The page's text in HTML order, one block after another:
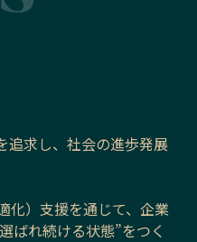
追求し、社会の進歩発展
化）支援を通じて、企業
ばれ続ける状態”をつく